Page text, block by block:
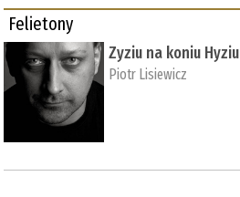
Felietony
Zyziu na koniu Hyziu
Piotr Lisiewicz